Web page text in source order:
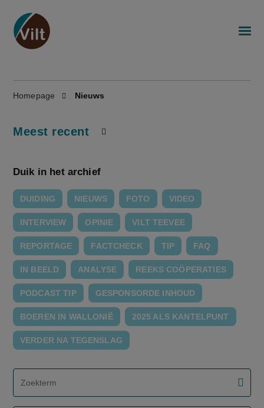
Homepage Nieuws
Meest recent
Duik in het archief
DUIDING NIEUWS FOTO VIDEO
INTERVIEW OPINIE VILT TEEVEE
REPORTAGE FACTCHECK TIP FAQ
IN BEELD ANALYSE REEKS COÖPERATIES
PODCAST TIP GESPONSORDE INHOUD
BOEREN IN WALLONIË 2025 ALS KANTELPUNT
VERDER NA TEGENSLAG